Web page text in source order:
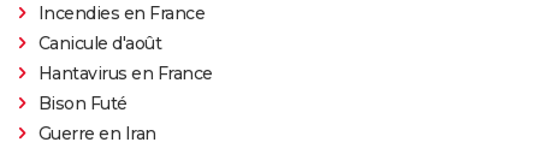
Incendies en France
Canicule d'août
Hantavirus en France
Bison Futé
Guerre en Iran